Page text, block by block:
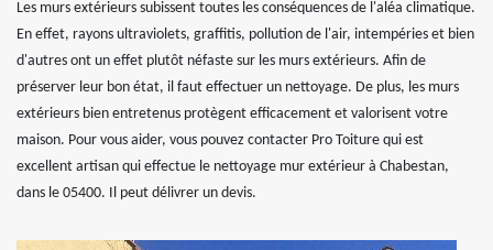
Les murs extérieurs subissent toutes les conséquences de l'aléa climatique.
En effet, rayons ultraviolets, graffitis, pollution de l'air, intempéries et bien
d'autres ont un effet plutôt néfaste sur les murs extérieurs. Afin de
préserver leur bon état, il faut effectuer un nettoyage. De plus, les murs
extérieurs bien entretenus protègent efficacement et valorisent votre
maison. Pour vous aider, vous pouvez contacter Pro Toiture qui est
excellent artisan qui effectue le nettoyage mur extérieur à Chabestan,
dans le 05400. Il peut délivrer un devis.